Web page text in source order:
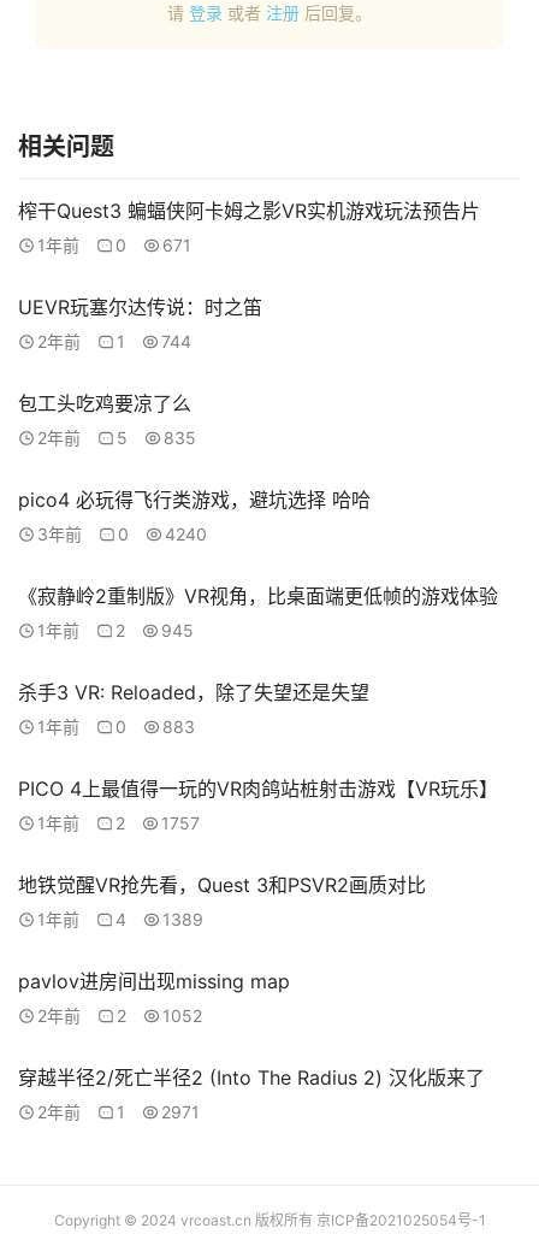
备
名
点
源
下
V
坛
社
请 登录 或者 注册 后回复。
相关问题
榨干Quest3 蝙蝠侠阿卡姆之影VR实机游戏玩法预告片
1年前 0 671
UEVR玩塞尔达传说：时之笛
2年前 1 744
包工头吃鸡要凉了么
2年前 5 835
pico4 必玩得飞行类游戏，避坑选择 哈哈
3年前 0 4240
《寂静岭2重制版》VR视角，比桌面端更低帧的游戏体验
1年前 2 945
杀手3 VR: Reloaded，除了失望还是失望
1年前 0 883
PICO 4上最值得一玩的VR肉鸽站桩射击游戏【VR玩乐】
1年前 2 1757
地铁觉醒VR抢先看，Quest 3和PSVR2画质对比
1年前 4 1389
pavlov进房间出现missing map
2年前 2 1052
穿越半径2/死亡半径2 (Into The Radius 2) 汉化版来了
2年前 1 2971
Copyright © 2024 vrcoast.cn 版权所有 京ICP备2021025054号-1